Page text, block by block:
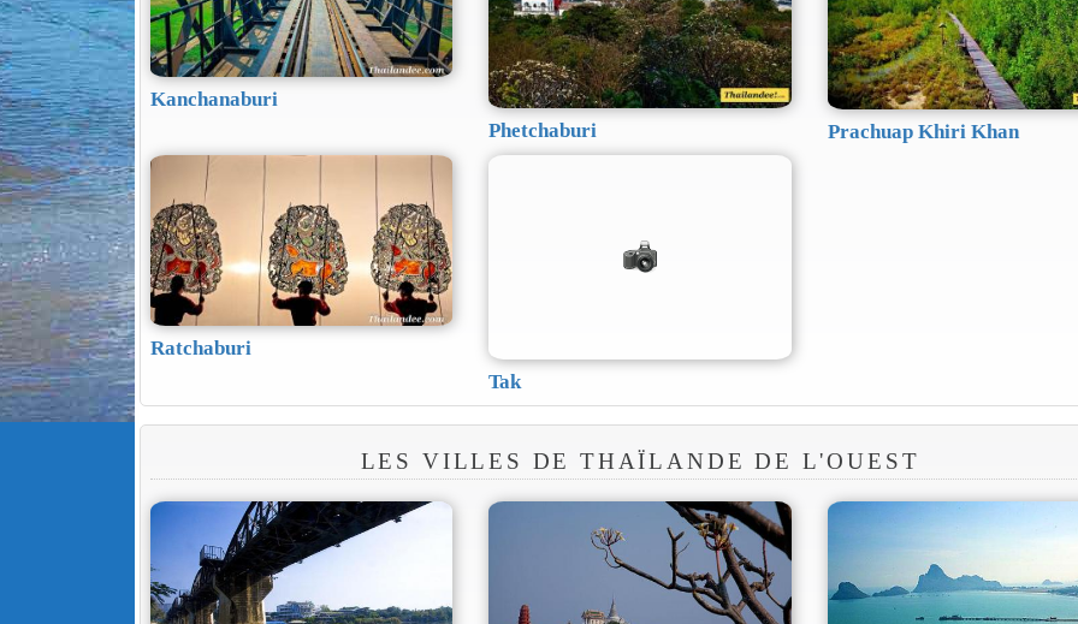
Kanchanaburi
Phetchaburi
Prachuap Khiri Khan
Ratchaburi
Tak
LES VILLES DE THAÏLANDE DE L'OUEST